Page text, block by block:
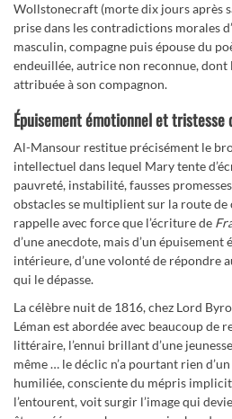
Wollstonecraft (morte dix jours après
prise dans les contradictions morales
masculin, compagne puis épouse du
endeuillée, autrice non reconnue, dont
attribuée à son compagnon.
Épuisement émotionnel et tristesse
Al-Mansour restitue précisément le
intellectuel dans lequel Mary tente
pauvreté, instabilité, fausses
obstacles se multiplient sur la route de
rappelle avec force que l’écriture de
d’une anecdote, mais d’un
intérieure, d’une volonté de répondre
qui le dépasse.
La célèbre nuit de 1816, chez Lord
Léman est abordée avec beaucoup de
littéraire, l’ennui brillant d’une
même … le déclic n’a pourtant rien
humiliée, consciente du mépris
l’entourent, voit surgir l’image qui